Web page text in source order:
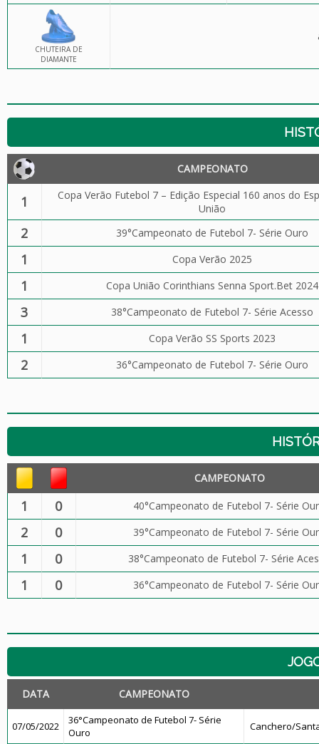
CHUTEIRA DE
DIAMANTE
CAMPEONATO
1
Copa Verão Futebol 7 – Edição Especial 160 anos do
União
2 39°Campeonato de Futebol 7- Série Ouro
1 Copa Verão 2025
1 Copa União Corinthians Senna Sport.Bet 2024
3 38°Campeonato de Futebol 7- Série Acesso
1 Copa Verão SS Sports 2023
2 36°Campeonato de Futebol 7- Série Ouro
CAMPEONATO
1 0 40°Campeonato de Futebol 7- Série
2 0 39°Campeonato de Futebol 7- Série
1 0 38°Campeonato de Futebol 7- Série
1 0 36°Campeonato de Futebol 7- Série
DATA CAMPEONATO
07/05/2022
36°Campeonato de Futebol 7- Série
Ouro
Canchero/